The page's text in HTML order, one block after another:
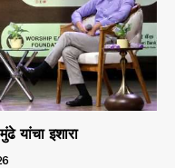
यांचा इशारा